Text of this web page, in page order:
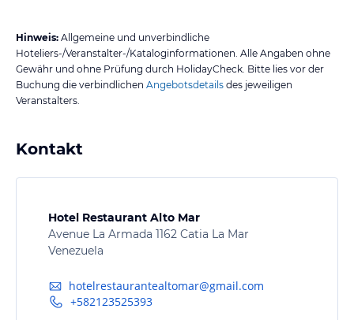
Hinweis: Allgemeine und unverbindliche
Hoteliers-/Veranstalter-/Kataloginformationen. Alle Angaben ohne
Gewähr und ohne Prüfung durch HolidayCheck. Bitte lies vor der
Buchung die verbindlichen Angebotsdetails des jeweiligen
Veranstalters.
Kontakt
Hotel Restaurant Alto Mar
Avenue La Armada 1162 Catia La Mar
Venezuela
hotelrestaurantealtomar@gmail.com
+582123525393